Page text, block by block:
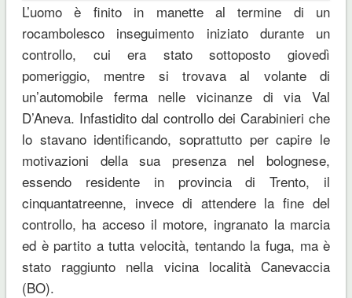
L’uomo è finito in manette al termine di un
rocambolesco inseguimento iniziato durante un
controllo, cui era stato sottoposto giovedì
pomeriggio, mentre si trovava al volante di
un’automobile ferma nelle vicinanze di via Val
D’Aneva. Infastidito dal controllo dei Carabinieri che
lo stavano identificando, soprattutto per capire le
motivazioni della sua presenza nel bolognese,
essendo residente in provincia di Trento, il
cinquantatreenne, invece di attendere la fine del
controllo, ha acceso il motore, ingranato la marcia
ed è partito a tutta velocità, tentando la fuga, ma è
stato raggiunto nella vicina località Canevaccia
(BO).